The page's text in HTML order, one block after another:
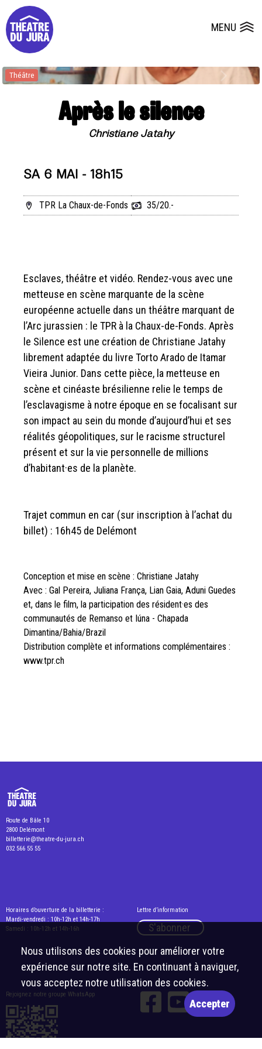
MENU
Presse
Salles
Dépôts de dossiers
Théâtre
Après le silence
Christiane Jatahy
Esclaves, théâtre et vidéo. Rendez-vous avec une
metteuse en scène marquante de la scène
européenne actuelle dans un théâtre marquant de
l’Arc jurassien : le TPR à la Chaux-de-Fonds. Après
le Silence est une création de Christiane Jatahy
librement adaptée du livre Torto Arado de Itamar
Vieira Junior. Dans cette pièce, la metteuse en
scène et cinéaste brésilienne relie le temps de
l’esclavagisme à notre époque en se focalisant sur
son impact au sein du monde d’aujourd’hui et ses
réalités géopolitiques, sur le racisme structurel
présent et sur la vie personnelle de millions
d’habitant·es de la planète.
Trajet commun en car (sur inscription à l’achat du
billet) : 16h45 de Delémont
Conception et mise en scène : Christiane Jatahy
Avec : Gal Pereira, Juliana França, Lian Gaia, Aduni Guedes
et, dans le film, la participation des résident·es des
communautés de Remanso et Iúna - Chapada
Dimantina/Bahia/Brazil
Distribution complète et informations complémentaires :
www.tpr.ch
SA 6 MAI - 18h15
TPR La Chaux-de-Fonds 35/20.-
Route de Bâle 10
2800 Delémont
billetterie@theatre-du-jura.ch
032 566 55 55
Horaires d’ouverture de la billetterie :
Mardi-vendredi : 10h-12h et 14h-17h
Samedi : 10h-12h et 14h-16h
Lettre d’information
S'abonner
Rejoignez notre groupe WhatsApp
Nous utilisons des cookies pour améliorer votre
expérience sur notre site. En continuant à naviguer,
vous acceptez notre utilisation des cookies.
Accepter